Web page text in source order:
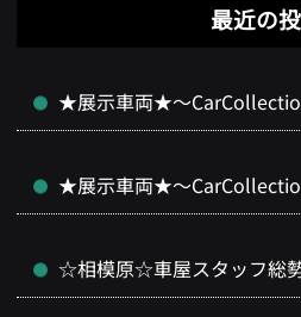
最近の
★展示車両★～
★展示車両★～
☆相模原☆車屋スタッフ総